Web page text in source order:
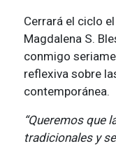
Cerrará el ciclo
Magdalena S.
conmigo
reflexiva sobre
contemporánea.
“Queremos que
tradicionales y